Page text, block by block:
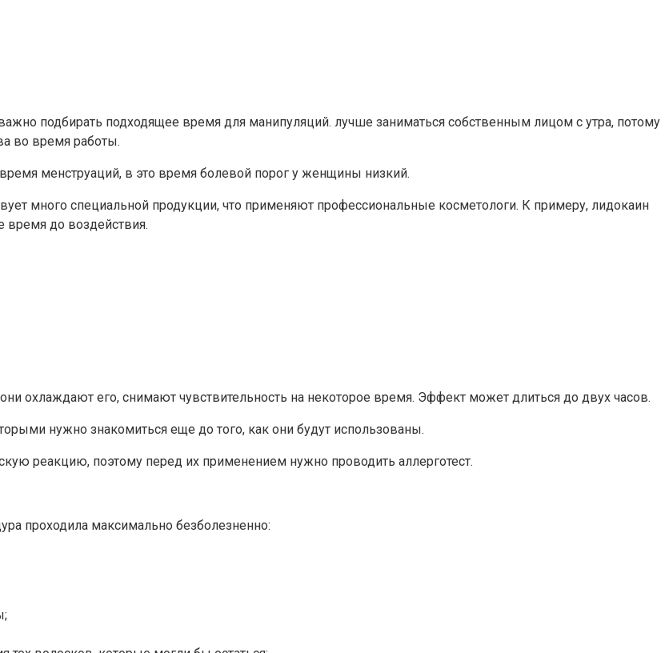
подбирать подходящее время для манипуляций. лучше заниматься собственным лицом с утра, потому
во время работы.
менструаций, в это время болевой порог у женщины низкий.
много специальной продукции, что применяют профессиональные косметологи. К примеру, лидокаин
время до воздействия.
охлаждают его, снимают чувствительность на некоторое время. Эффект может длиться до двух часов.
нужно знакомиться еще до того, как они будут использованы.
реакцию, поэтому перед их применением нужно проводить аллерготест.
проходила максимально безболезненно: